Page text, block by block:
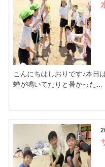
こんにちはしおりです♪本日
蝉が鳴いてたりと暑かった…